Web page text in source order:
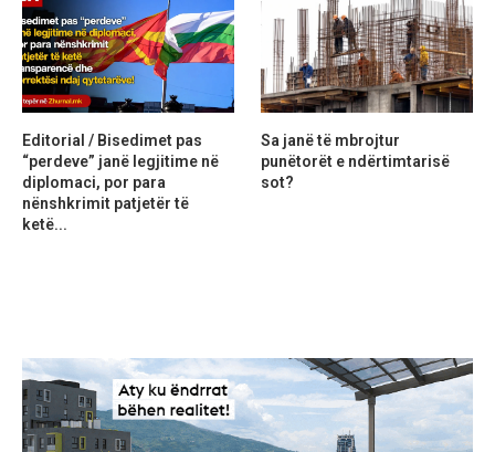
Editorial / Bisedimet pas
“perdeve” janë legjitime në
diplomaci, por para
nënshkrimit patjetër të
ketë...
Sa janë të mbrojtur
punëtorët e ndërtimtarisë
sot?